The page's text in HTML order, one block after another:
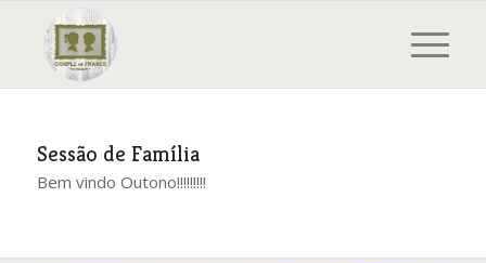
Sessão de Família
Bem vindo Outono!!!!!!!!!